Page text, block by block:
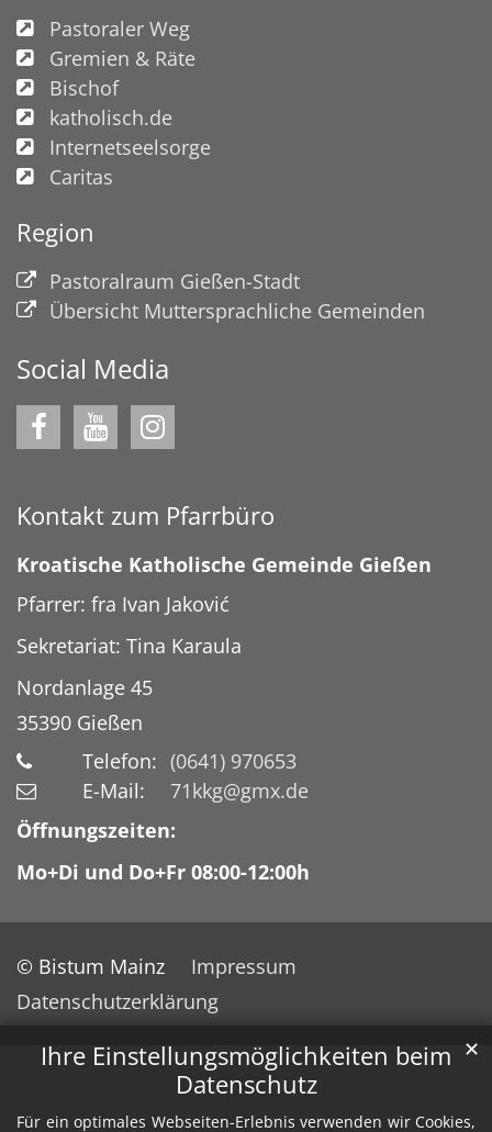
Ihre Einstellungsmöglichkeiten beim
Datenschutz
Für ein optimales Webseiten-Erlebnis verwenden wir Cookies,
✕
Pastoraler Weg
Gremien & Räte
Bischof
katholisch.de
Internetseelsorge
Caritas
Region
Pastoralraum Gießen-Stadt
Übersicht Muttersprachliche Gemeinden
Social Media
Kontakt zum Pfarrbüro
Kroatische Katholische Gemeinde Gießen
Pfarrer: fra Ivan Jaković
Sekretariat: Tina Karaula
Nordanlage 45
35390 Gießen
Telefon: (0641) 970653
E-Mail:
71kkg@gmx.de
Öffnungszeiten:
Mo+Di und Do+Fr 08:00-12:00h
© Bistum Mainz
Impressum
Datenschutzerklärung